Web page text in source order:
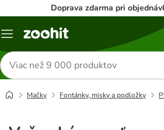
Doprava zdarma pri
Kategórie
Hľadať
produkty
Mačky Fontánky, misky a podložky